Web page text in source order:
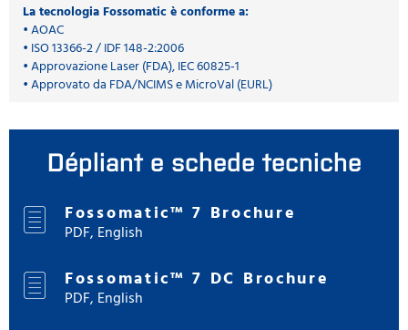
La tecnologia Fossomatic è conforme a:
• AOAC
• ISO 13366-2 / IDF 148-2:2006
• Approvazione Laser (FDA), IEC 60825-1
• Approvato da FDA/NCIMS e MicroVal (EURL)
Dépliant e schede tecniche
Fossomatic™ 7 Brochure
PDF, English
Fossomatic™ 7 DC Brochure
PDF, English